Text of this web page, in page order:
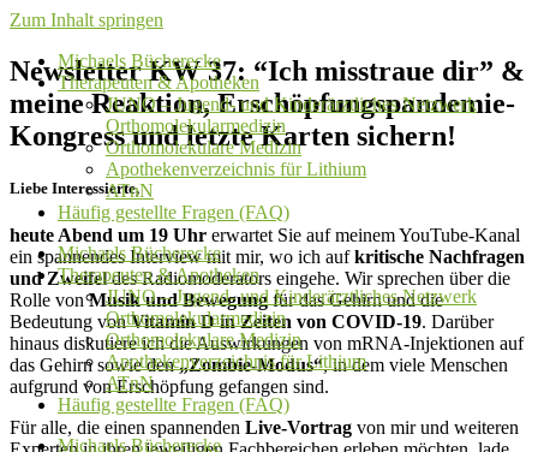
Zum Inhalt springen
Michaels Bücherecke
Therapeuten & Apotheken
JUNO – Jugend- und Kinderärztliches Netzwerk
Orthomolekularmedizin
Orthomolekulare Medizin
Apothekenverzeichnis für Lithium
ATnN
Häufig gestellte Fragen (FAQ)
Michaels Bücherecke
Therapeuten & Apotheken
JUNO – Jugend- und Kinderärztliches Netzwerk
Orthomolekularmedizin
Orthomolekulare Medizin
Apothekenverzeichnis für Lithium
ATnN
Häufig gestellte Fragen (FAQ)
Michaels Bücherecke
Newsletter KW 37: “Ich misstraue dir” &
meine Reaktion, Erschöpfungspandemie-
Kongress und letzte Karten sichern!
Liebe Interessierte,
heute Abend um 19 Uhr erwartet Sie auf meinem YouTube-Kanal
ein spannendes Interview mit mir, wo ich aufkritische Nachfragen
und Zweifeldes Radiomoderators eingehe. Wir sprechen über die
Rolle vonMusik und Bewegungfür das Gehirn und die
Bedeutung vonVitamin D in Zeiten von COVID-19. Darüber
hinaus diskutiere ich die Auswirkungen von mRNA-Injektionen auf
das Gehirn sowie den„Zombie-Modus“, in dem viele Menschen
aufgrund von Erschöpfung gefangen sind.
Für alle, die einen spannenden Live-Vortrag von mir und weiteren